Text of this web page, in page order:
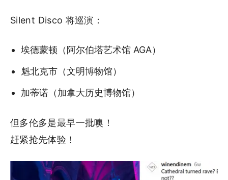
Silent Disco 将巡演：
埃德蒙顿（阿尔伯塔艺术馆 AGA）
魁北克市（文明博物馆）
加蒂诺（加拿大历史博物馆）
但多伦多是最早一批噢！
赶紧抢先体验！